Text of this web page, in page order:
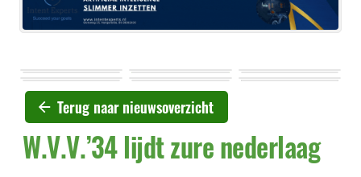
Terug naar nieuwsoverzicht
W.V.V.’34 lijdt zure nederlaag